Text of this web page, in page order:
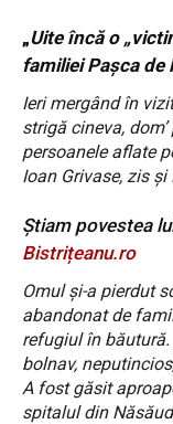
„Uite încă o
familiei Pașca de
Ieri mergând în
strigă cineva,
persoanele aflate
Ioan Grivase, zis
Știam povestea
Bistrițeanu.ro
Omul și-a pierdut
abandonat de
refugiul în
bolnav,
A fost găsit
spitalul din